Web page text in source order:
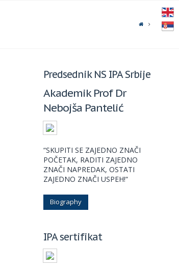
Predsednik NS IPA Srbije
Akademik Prof Dr
Nebojša Pantelić
“SKUPITI SE ZAJEDNO ZNAČI
POČETAK, RADITI ZAJEDNO
ZNAČI NAPREDAK, OSTATI
ZAJEDNO ZNAČI USPEH!“
Biography
IPA sertifikat